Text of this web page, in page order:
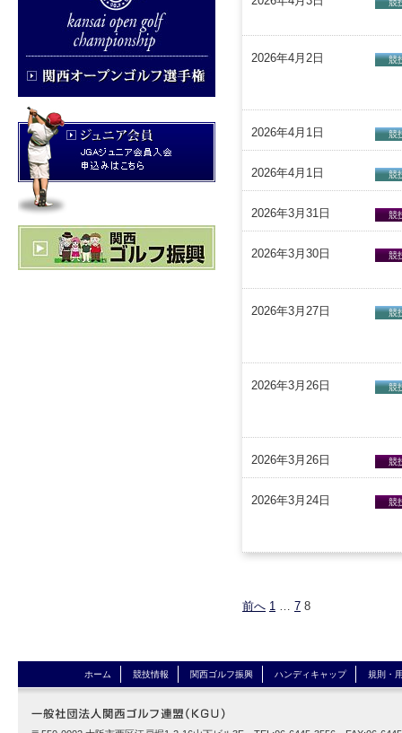
競
2026年4月2日 競
2026年4月1日 競
2026年4月1日 競
2026年3月31日 競
2026年3月30日 競
2026年3月27日 競
2026年3月26日 競
2026年3月26日 競
2026年3月24日 競
前へ 1 … 7 8
ホーム 競技情報 関西ゴルフ振興 ハンディキャップ 規則・